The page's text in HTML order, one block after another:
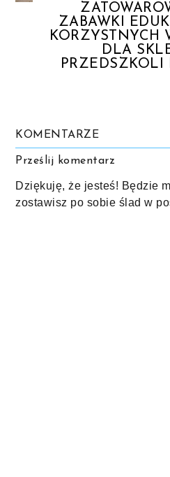
ZABAWKI
KORZYSTNYCH
DLA
PRZEDSZKOLI
KOMENTARZE
Prześlij komentarz
Dziękuję, że jesteś! Będzie
zostawisz po sobie ślad w